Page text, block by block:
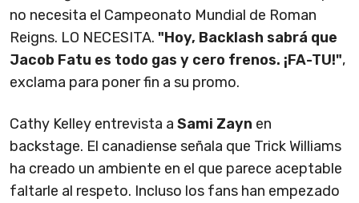
no necesita el Campeonato Mundial de Roman
Reigns. LO NECESITA. "Hoy, Backlash sabrá que
Jacob Fatu es todo gas y cero frenos. ¡FA-TU!",
exclama para poner fin a su promo.
Cathy Kelley entrevista a Sami Zayn en
backstage. El canadiense señala que Trick Williams
ha creado un ambiente en el que parece aceptable
faltarle al respeto. Incluso los fans han empezado